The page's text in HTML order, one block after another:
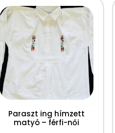
Paraszt ing hímzett
matyó – férfi-női